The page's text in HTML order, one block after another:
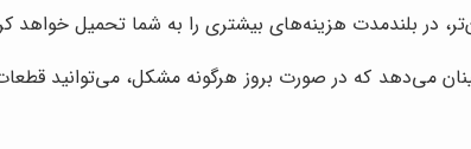
در بلندمدت هزینه‌های بیشتری را به شما تحمیل خواهد
می‌دهد که در صورت بروز هرگونه مشکل، می‌توانید